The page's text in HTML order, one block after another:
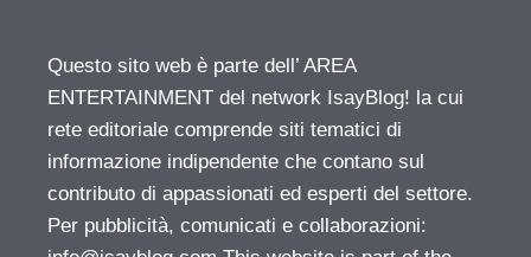
Questo sito web è parte dell’ AREA
ENTERTAINMENT del network IsayBlog! la cui
rete editoriale comprende siti tematici di
informazione indipendente che contano sul
contributo di appassionati ed esperti del settore.
Per pubblicità, comunicati e collaborazioni: